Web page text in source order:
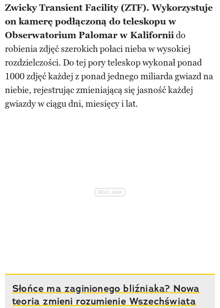
Zwicky Transient Facility (ZTF). Wykorzystuje
on kamerę podłączoną do teleskopu w
Obserwatorium Palomar w Kaliforniido
robienia zdjęć szerokich połaci nieba w wysokiej
rozdzielczości. Do tej pory teleskop wykonał ponad
1000 zdjęć każdej z ponad jednego miliarda gwiazd na
niebie, rejestrując zmieniającą się jasność każdej
gwiazdy w ciągu dni, miesięcy i lat.
Słońce ma zaginionego bliźniaka? Nowa
teoria zmieni rozumienie Wszechświata